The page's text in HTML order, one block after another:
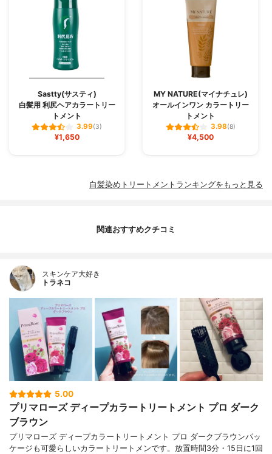
Sastty(サスティ)
白髪用 利尻ヘアカラートリー
トメント
3.99(3)
¥1,650
MY NATURE(マイナチュレ)
オールインワン カラートリー
トメント
3.98(8)
¥4,500
白髪染めトリートメントランキングをもっと見る
関連おすすめクチコミ
スキンケア大好き
トラネコ
5.00
プリマローズ ディープカラートリートメント プロ ダーク
ブラウン
プリマローズ ディープカラートリートメント プロ ダークブラウンパッ
ケージも可愛らしいカラートリートメンです。放置時間3分・15日に1回